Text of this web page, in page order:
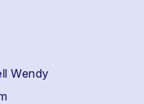
Wendy